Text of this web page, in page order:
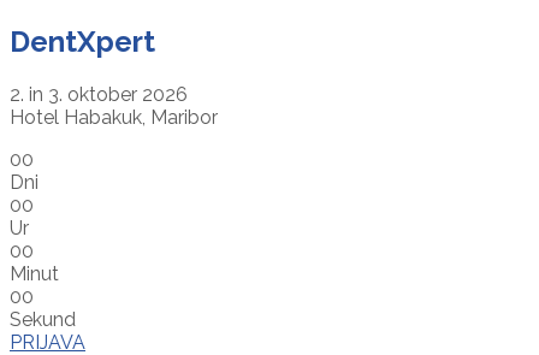
DentXpert
2. in 3. oktober 2026
Hotel Habakuk, Maribor
00
Dni
00
Ur
00
Minut
00
Sekund
PRIJAVA